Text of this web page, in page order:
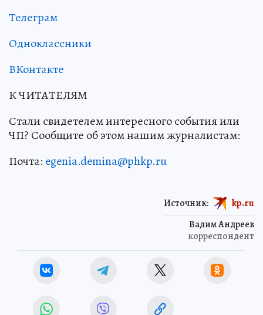
Телеграм
Одноклассники
ВКонтакте
К ЧИТАТЕЛЯМ
Стали свидетелем интересного события или
ЧП? Сообщите об этом нашим журналистам:
Почта: egenia.demina@phkp.ru
Вадим Андреев
корреспондент
Источник: kp.ru